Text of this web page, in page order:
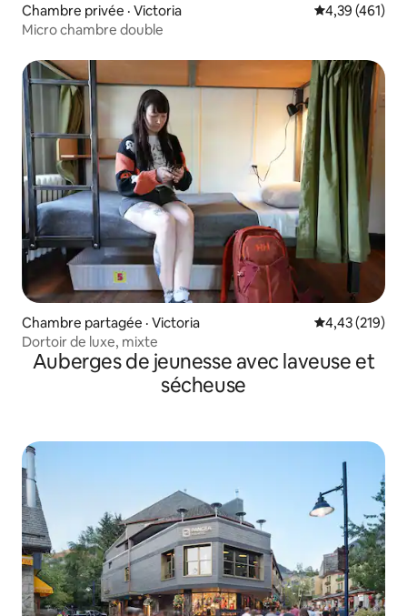
Chambre privée · Victoria Note
4,39 (461)
Micro chambre double
Chambre partagée · Victoria Note
4,43 (219)
Dortoir de luxe, mixte
Auberges de jeunesse avec laveuse et
sécheuse